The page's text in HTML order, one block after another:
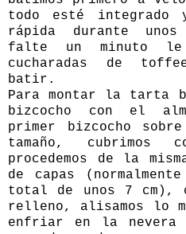
todo esté integrado
rápida durante
falte un minuto le
cucharadas de
batir.
Para montar la tarta
bizcocho con el
primer bizcocho
tamaño,
procedemos de la
de capas
total de unos 7 cm),
relleno, alisamos lo
enfriar en la nevera